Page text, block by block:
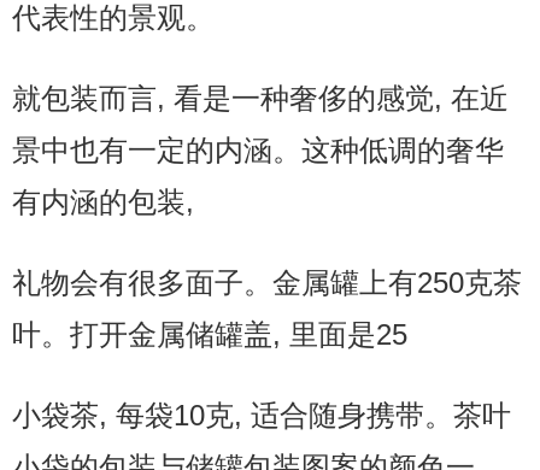
代表性的景观。
就包装而言, 看是一种奢侈的感觉, 在近
景中也有一定的内涵。这种低调的奢华
有内涵的包装,
礼物会有很多面子。金属罐上有250克茶
叶。打开金属储罐盖, 里面是25
小袋茶, 每袋10克, 适合随身携带。茶叶